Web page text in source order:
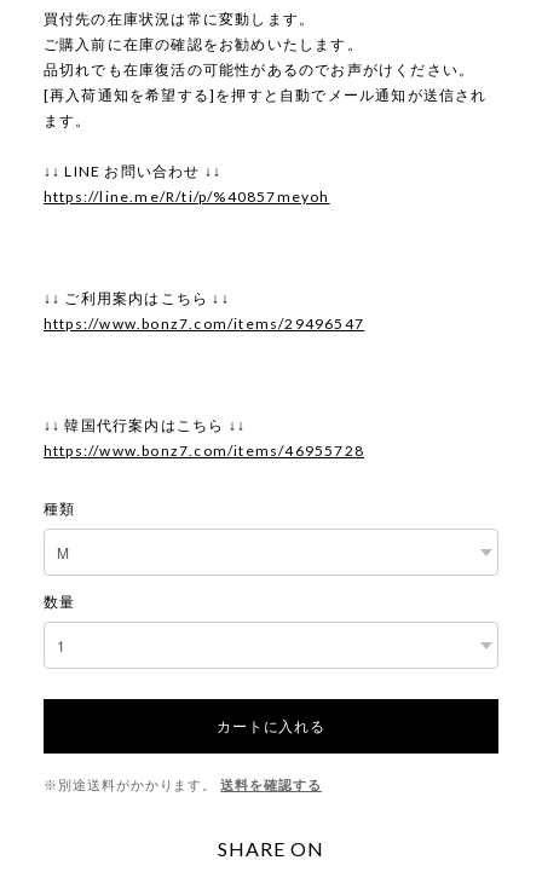
買付先の在庫状況は常に変動します。
ご購入前に在庫の確認をお勧めいたします。
品切れでも在庫復活の可能性があるのでお声がけください。
[再入荷通知を希望する]を押すと自動でメール通知が送信され
ます。
↓↓ LINE お問い合わせ ↓↓
https://line.me/R/ti/p/%40857meyoh
↓↓ ご利用案内はこちら ↓↓
https://www.bonz7.com/items/29496547
↓↓ 韓国代行案内はこちら ↓↓
https://www.bonz7.com/items/46955728
種類
数量
カートに入れる
※別途送料がかかります。 送料を確認する
SHARE ON